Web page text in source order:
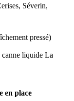
Séverin,
pressé)
canne liquide La
en place